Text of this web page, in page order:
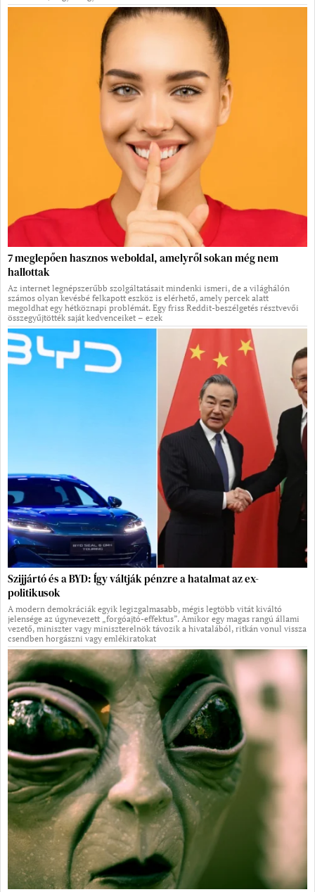
7 meglepően hasznos weboldal, amelyről sokan még nem
hallottak
Az internet legnépszerűbb szolgáltatásait mindenki ismeri, de a világhálón
számos olyan kevésbé felkapott eszköz is elérhető, amely percek alatt
megoldhat egy hétköznapi problémát. Egy friss Reddit-beszélgetés résztvevői
összegyűjtötték saját kedvenceiket – ezek
Szijjártó és a BYD: Így váltják pénzre a hatalmat az ex-
politikusok
A modern demokráciák egyik legizgalmasabb, mégis legtöbb vitát kiváltó
jelensége az úgynevezett „forgóajtó-effektus”. Amikor egy magas rangú állami
vezető, miniszter vagy miniszterelnök távozik a hivatalából, ritkán vonul vissza
csendben horgászni vagy emlékiratokat